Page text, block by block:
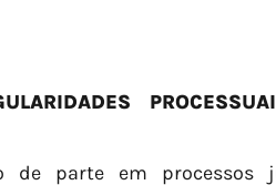
de parte em processos